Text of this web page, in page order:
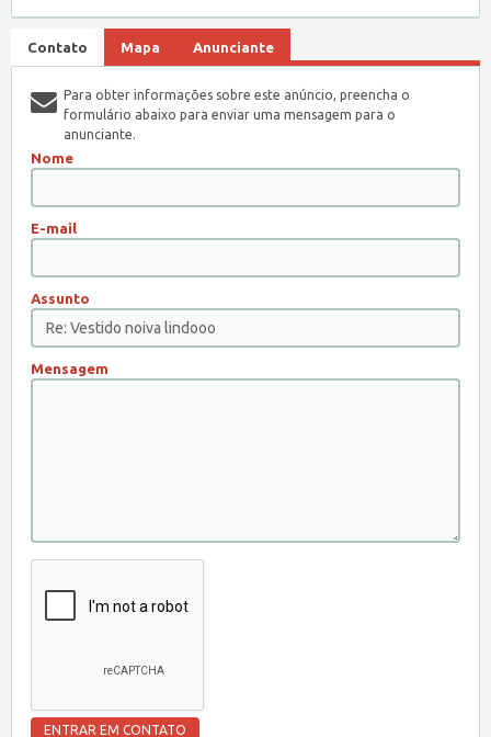
Contato Mapa Anunciante
Para obter informações sobre este anúncio, preencha o
formulário abaixo para enviar uma mensagem para o
anunciante.
Nome
E-mail
Assunto
Mensagem